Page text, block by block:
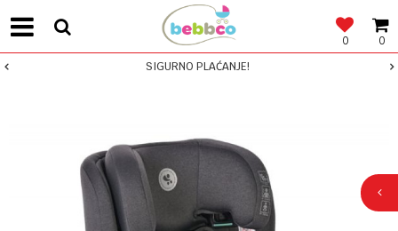
0
0
SIGURNO PLAĆANJE!